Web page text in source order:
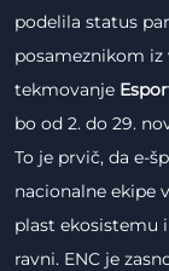
podelila status
posameznikom iz
tekmovanje
bo od 2. do 29.
To je prvič, da e-
nacionalne ekipe
plast ekosistemu
ravni. ENC je